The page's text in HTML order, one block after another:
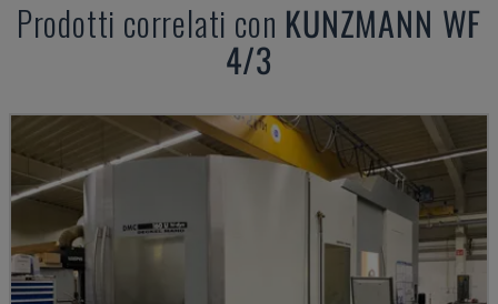
Prodotti correlati con KUNZMANN WF
4/3